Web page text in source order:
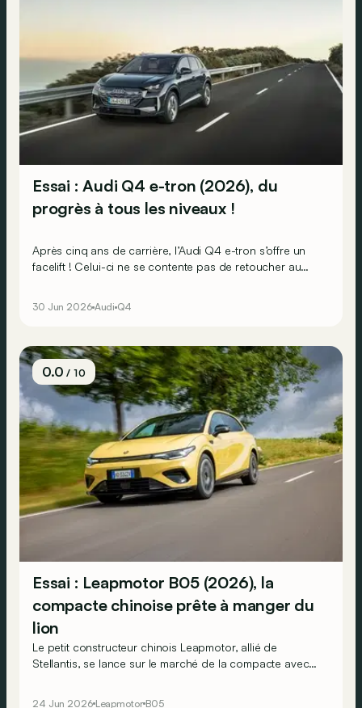
Essai : Audi Q4 e-tron (2026), du
progrès à tous les niveaux !
Après cinq ans de carrière, l’Audi Q4 e-tron s’offre un
facelift ! Celui-ci ne se contente pas de retoucher au
pour faire face à une concurrence toujours plus
30 Jun 2026 Audi Q4
0.0/ 10
Essai : Leapmotor B05 (2026), la
compacte chinoise prête à manger du
lion
Le petit constructeur chinois Leapmotor, allié de
Stellantis, se lance sur le marché de la compacte avec
24 Jun 2026 Leapmotor B05